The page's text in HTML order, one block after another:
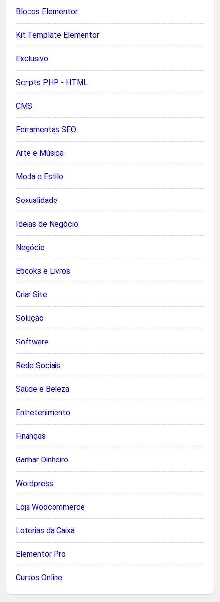
Blocos Elementor
Kit Template Elementor
Exclusivo
Scripts PHP - HTML
CMS
Ferramentas SEO
Arte e Música
Moda e Estilo
Sexualidade
Ideias de Negócio
Negócio
Ebooks e Livros
Criar Site
Solução
Software
Rede Sociais
Saúde e Beleza
Entretenimento
Finanças
Ganhar Dinheiro
Wordpress
Loja Woocommerce
Loterias da Caixa
Elementor Pro
Cursos Online